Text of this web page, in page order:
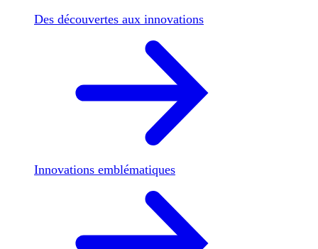
Des découvertes aux innovations
Innovations emblématiques